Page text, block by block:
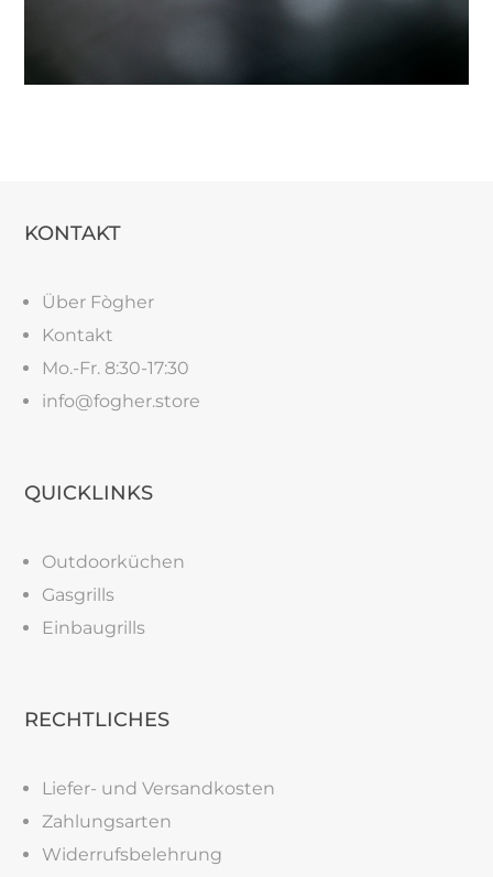
KONTAKT
Über Fògher
Kontakt
Mo.-Fr. 8:30-17:30
info@fogher.store
QUICKLINKS
Outdoorküchen
Gasgrills
Einbaugrills
RECHTLICHES
Liefer- und Versandkosten
Zahlungsarten
Widerrufsbelehrung